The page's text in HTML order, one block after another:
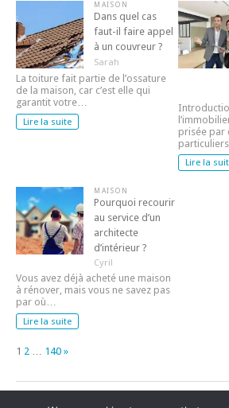
MAISON
Dans quel cas
faut-il faire appel
à un couvreur ?
Sarah
La toiture fait partie de l’ossature
de la maison, car c’est elle qui
garantit votre…
Lire la suite
prisée par
Lire la
MAISON
Pourquoi recourir
au service d’un
architecte
d’intérieur ?
Cyril
Vous avez déjà acheté une maison
à rénover, mais vous ne savez pas
par où…
Lire la suite
Page:
1 2 … 140 Next
»